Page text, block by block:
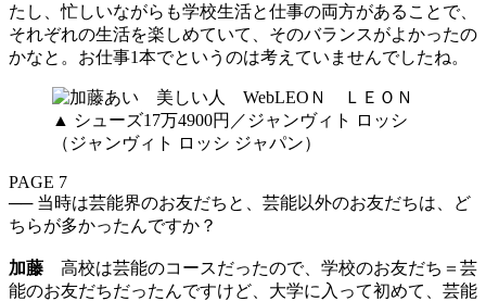
たし、忙しいながらも学校生活と仕事の両方があることで、
それぞれの生活を楽しめていて、そのバランスがよかったの
かなと。お仕事1本でというのは考えていませんでしたね。
▲ シューズ17万4900円／ジャンヴィト ロッシ
（ジャンヴィト ロッシ ジャパン）
PAGE 7
── 当時は芸能界のお友だちと、芸能以外のお友だちは、ど
ちらが多かったんですか？
加藤 高校は芸能のコースだったので、学校のお友だち＝芸
能のお友だちだったんですけど、大学に入って初めて、芸能